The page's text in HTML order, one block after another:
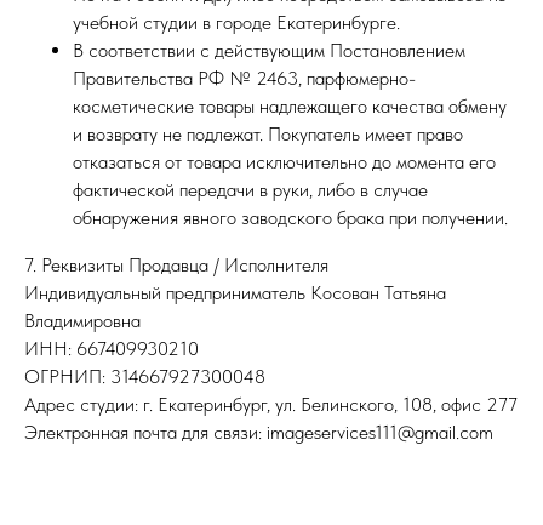
учебной студии в городе Екатеринбурге.
В соответствии с действующим Постановлением
Правительства РФ № 2463, парфюмерно-
косметические товары надлежащего качества обмену
и возврату не подлежат. Покупатель имеет право
отказаться от товара исключительно до момента его
фактической передачи в руки, либо в случае
обнаружения явного заводского брака при получении.
7. Реквизиты Продавца / Исполнителя
Индивидуальный предприниматель Косован Татьяна
Владимировна
ИНН: 667409930210
ОГРНИП: 314667927300048
Адрес студии: г. Екатеринбург, ул. Белинского, 108, офис 277
Электронная почта для связи: imageservices111@gmail.com